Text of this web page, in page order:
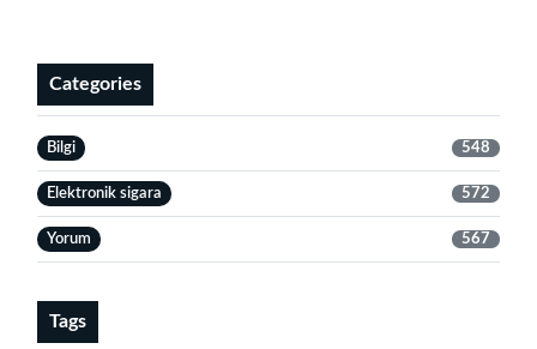
Categories
Bilgi 548
Elektronik sigara 572
Yorum 567
Tags